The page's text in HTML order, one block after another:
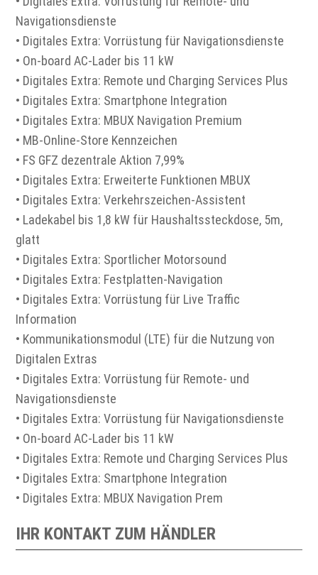
Navigationsdienste
• Digitales Extra: Vorrüstung für Navigationsdienste
• On-board AC-Lader bis 11 kW
• Digitales Extra: Remote und Charging Services Plus
• Digitales Extra: Smartphone Integration
• Digitales Extra: MBUX Navigation Premium
• MB-Online-Store Kennzeichen
• FS GFZ dezentrale Aktion 7,99%
• Digitales Extra: Erweiterte Funktionen MBUX
• Digitales Extra: Verkehrszeichen-Assistent
• Ladekabel bis 1,8 kW für Haushaltssteckdose, 5m,
glatt
• Digitales Extra: Sportlicher Motorsound
• Digitales Extra: Festplatten-Navigation
• Digitales Extra: Vorrüstung für Live Traffic
Information
• Kommunikationsmodul (LTE) für die Nutzung von
Digitalen Extras
• Digitales Extra: Vorrüstung für Remote- und
Navigationsdienste
• Digitales Extra: Vorrüstung für Navigationsdienste
• On-board AC-Lader bis 11 kW
• Digitales Extra: Remote und Charging Services Plus
• Digitales Extra: Smartphone Integration
• Digitales Extra: MBUX Navigation Prem
IHR KONTAKT ZUM HÄNDLER